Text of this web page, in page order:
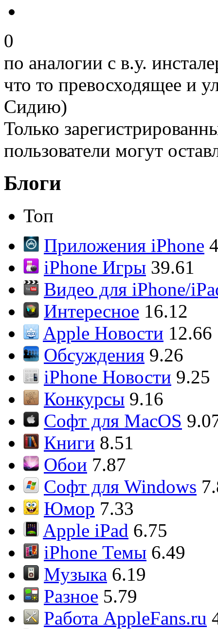
0
по аналогии с в.у.
что то превосходящее и
Сидию)
Только
пользователи могут
Блоги
Топ
Приложения iPhone
iPhone Игры 39.61
Видео для iPhone/
Интересное 16.12
Apple Новости 12.66
Обсуждения 9.26
iPhone Новости 9.25
Конкурсы 9.16
Софт для MacOS
Книги 8.51
Обои 7.87
Софт для Windows
Юмор 7.33
Apple iPad 6.75
iPhone Темы 6.49
Музыка 6.19
Разное 5.79
Работа AppleFans.ru